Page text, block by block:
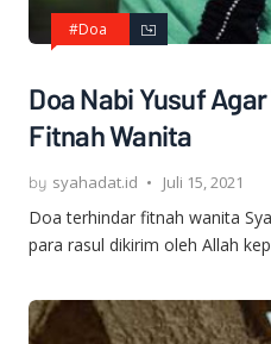
#Doa
Doa Nabi Yusuf
Fitnah Wanita
syahadat.id Juli 15, 2021
Doa terhindar fitnah wanita
para rasul dikirim oleh Allah